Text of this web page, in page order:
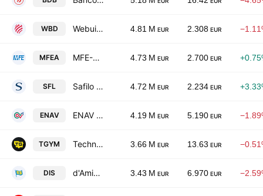
WBD Webuild SpA 4.81 M EUR 2.308 EUR
MFEA MFE-MediaForEurope NV Class A 4.73 M EUR 2.700 EUR
SFL Safilo Group S.p.A. 4.72 M EUR 2.234 EUR
ENAV ENAV S.p.A. 4.19 M EUR 5.190 EUR
TGYM Technogym S.p.A 3.66 M EUR 13.63 EUR
DIS d'Amico International Shipping S.A. 3.43 M EUR 6.970 EUR